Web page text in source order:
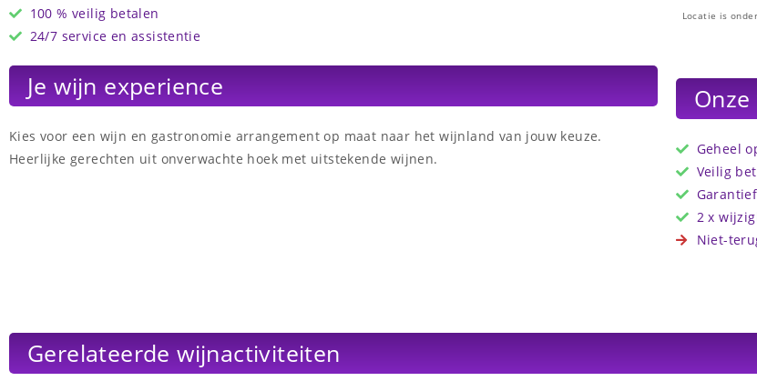
100 % veilig betalen
24/7 service en assistentie
Je wijn experience
Kies voor een wijn en gastronomie arrangement op maat naar het wijnland van jouw keuze.
Heerlijke gerechten uit onverwachte hoek met uitstekende wijnen.
Locatie is
Geheel
Veilig
2 x
Niet-
Gerelateerde wijnactiviteiten